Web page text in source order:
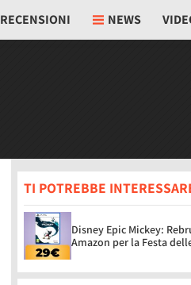
RECENSIONI NEWS
TI POTREBBE
Disney Epic Mickey:
Amazon per la Festa